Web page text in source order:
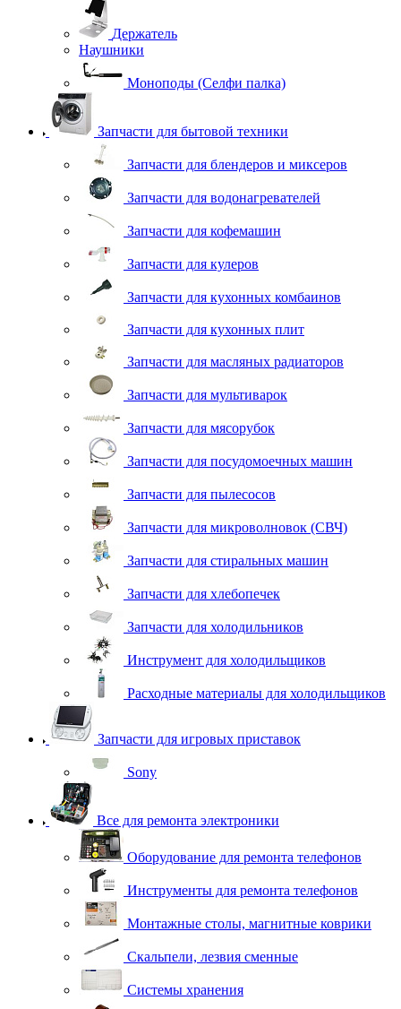
Держатель
Наушники
Моноподы (Селфи палка)
Запчасти для бытовой техники
Запчасти для блендеров и миксеров
Запчасти для водонагревателей
Запчасти для кофемашин
Запчасти для кулеров
Запчасти для кухонных комбаинов
Запчасти для кухонных плит
Запчасти для масляных радиаторов
Запчасти для мультиварок
Запчасти для мясорубок
Запчасти для посудомоечных машин
Запчасти для пылесосов
Запчасти для микроволновок (СВЧ)
Запчасти для стиральных машин
Запчасти для хлебопечек
Запчасти для холодильников
Инструмент для холодильщиков
Расходные материалы для холодильщиков
Запчасти для игровых приставок
Sony
Все для ремонта электроники
Оборудование для ремонта телефонов
Инструменты для ремонта телефонов
Монтажные столы, магнитные коврики
Скальпели, лезвия сменные
Системы хранения